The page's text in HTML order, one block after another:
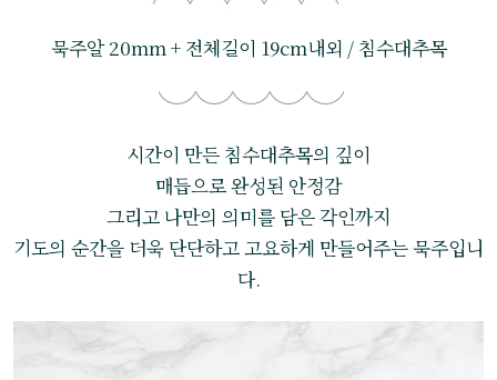
묵주알 20mm + 전체길이 19cm내외 / 침수대추목
시간이 만든 침수대추목의 깊이
매듭으로 완성된 안정감
그리고 나만의 의미를 담은 각인까지
기도의 순간을 더욱 단단하고 고요하게 만들어주는 묵주입니
다.